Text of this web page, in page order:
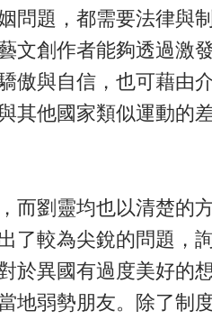
問題，都需要法律與
文創作者能夠透過激
傲與自信，也可藉由
其他國家類似運動的
而劉靈均也以清楚的
了較為尖銳的問題，
於異國有過度美好的
地弱勢朋友。除了制